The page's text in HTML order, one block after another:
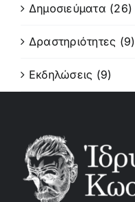
Δημοσιεύματα (26)
Δραστηριότητες (9)
Εκδηλώσεις (9)